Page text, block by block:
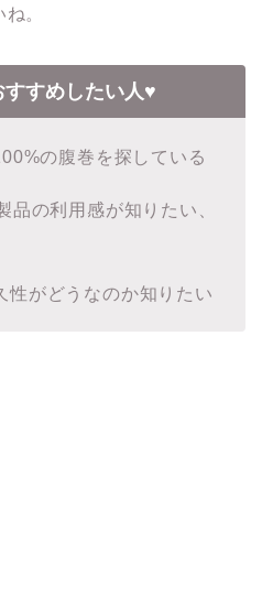
。
すめしたい人♥
の腹巻を探している
品の利用感が知りたい、
性がどうなのか知りたい